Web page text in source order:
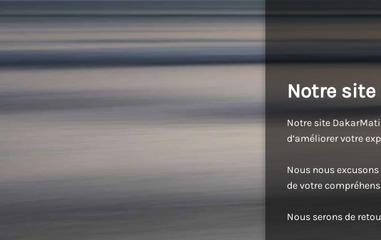
Notre
Notre site
d’améliorer votre
Nous nous
de votre
Nous serons de